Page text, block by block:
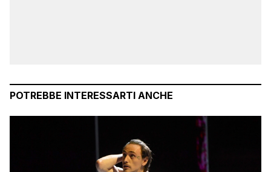
POTREBBE INTERESSARTI ANCHE